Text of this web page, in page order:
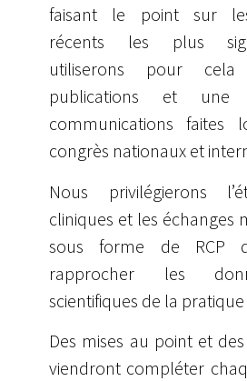
faisant le point sur
récents les plus
utiliserons pour
publications et une
communications faites
congrès nationaux et
Nous privilégierons
cliniques et les échanges
sous forme de RCP
rapprocher les
scientifiques de la
Des mises au point et
viendront compléter